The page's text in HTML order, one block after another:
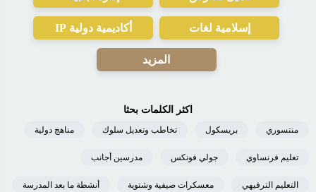
إسلامية لغات أكاديمية دولية IP
المزيد
اكثر الكلمات بحثا
منتسوري بريسكول تخاطب وتعديل سلوك مناهج دولية
تعليم فرنساوي جولي فونكس مدرسين أجانب
التعليم الترفيهي معسكرات صيفية وشتوية أنشطة ما بعد المدرسة